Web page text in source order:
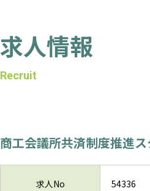
求人情報
Recruit
商工会議所共済制度推進ス
求人No 54336